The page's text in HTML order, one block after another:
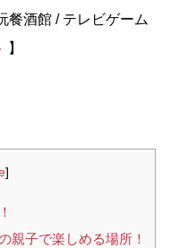
餐酒館 / テレビゲーム
】
]
親子で楽しめる場所！